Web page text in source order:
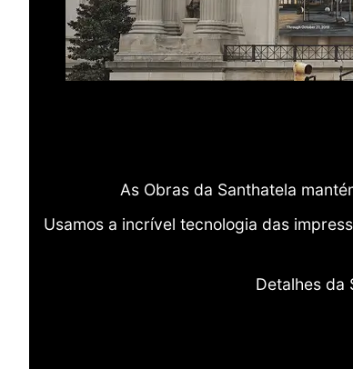
As Obras da Santhatela
Usamos a incrível tecnologia das
Detalhes da